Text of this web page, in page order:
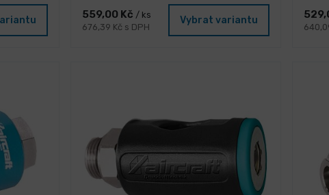
559,00 Kč / ks
676,39 Kč s DPH
Vybrat variantu